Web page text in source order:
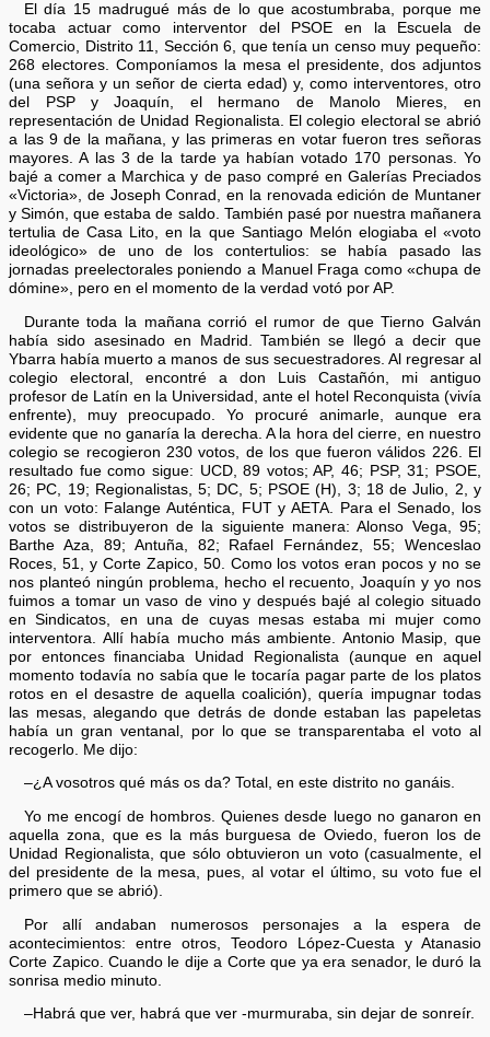
El día 15 madrugué más de lo que acostumbraba, porque me
tocaba actuar como interventor del PSOE en la Escuela de
Comercio, Distrito 11, Sección 6, que tenía un censo muy pequeño:
268 electores. Componíamos la mesa el presidente, dos adjuntos
(una señora y un señor de cierta edad) y, como interventores, otro
del PSP y Joaquín, el hermano de Manolo Mieres, en
representación de Unidad Regionalista. El colegio electoral se abrió
a las 9 de la mañana, y las primeras en votar fueron tres señoras
mayores. A las 3 de la tarde ya habían votado 170 personas. Yo
bajé a comer a Marchica y de paso compré en Galerías Preciados
«Victoria», de Joseph Conrad, en la renovada edición de Muntaner
y Simón, que estaba de saldo. También pasé por nuestra mañanera
tertulia de Casa Lito, en la que Santiago Melón elogiaba el «voto
ideológico» de uno de los contertulios: se había pasado las
jornadas preelectorales poniendo a Manuel Fraga como «chupa de
dómine», pero en el momento de la verdad votó por AP.
Durante toda la mañana corrió el rumor de que Tierno Galván
había sido asesinado en Madrid. También se llegó a decir que
Ybarra había muerto a manos de sus secuestradores. Al regresar al
colegio electoral, encontré a don Luis Castañón, mi antiguo
profesor de Latín en la Universidad, ante el hotel Reconquista (vivía
enfrente), muy preocupado. Yo procuré animarle, aunque era
evidente que no ganaría la derecha. A la hora del cierre, en nuestro
colegio se recogieron 230 votos, de los que fueron válidos 226. El
resultado fue como sigue: UCD, 89 votos; AP, 46; PSP, 31; PSOE,
26; PC, 19; Regionalistas, 5; DC, 5; PSOE (H), 3; 18 de Julio, 2, y
con un voto: Falange Auténtica, FUT y AETA. Para el Senado, los
votos se distribuyeron de la siguiente manera: Alonso Vega, 95;
Barthe Aza, 89; Antuña, 82; Rafael Fernández, 55; Wenceslao
Roces, 51, y Corte Zapico, 50. Como los votos eran pocos y no se
nos planteó ningún problema, hecho el recuento, Joaquín y yo nos
fuimos a tomar un vaso de vino y después bajé al colegio situado
en Sindicatos, en una de cuyas mesas estaba mi mujer como
interventora. Allí había mucho más ambiente. Antonio Masip, que
por entonces financiaba Unidad Regionalista (aunque en aquel
momento todavía no sabía que le tocaría pagar parte de los platos
rotos en el desastre de aquella coalición), quería impugnar todas
las mesas, alegando que detrás de donde estaban las papeletas
había un gran ventanal, por lo que se transparentaba el voto al
recogerlo. Me dijo:
–¿A vosotros qué más os da? Total, en este distrito no ganáis.
Yo me encogí de hombros. Quienes desde luego no ganaron en
aquella zona, que es la más burguesa de Oviedo, fueron los de
Unidad Regionalista, que sólo obtuvieron un voto (casualmente, el
del presidente de la mesa, pues, al votar el último, su voto fue el
primero que se abrió).
Por allí andaban numerosos personajes a la espera de
acontecimientos: entre otros, Teodoro López-Cuesta y Atanasio
Corte Zapico. Cuando le dije a Corte que ya era senador, le duró la
sonrisa medio minuto.
–Habrá que ver, habrá que ver -murmuraba, sin dejar de sonreír.